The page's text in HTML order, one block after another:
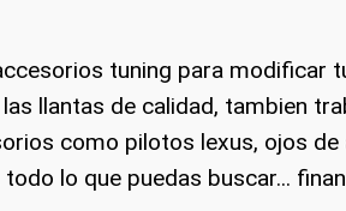
tuning para modificar
llantas de calidad, tambien
como pilotos lexus, ojos de
lo que puedas buscar...